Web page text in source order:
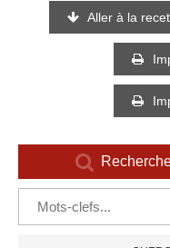
Aller à la